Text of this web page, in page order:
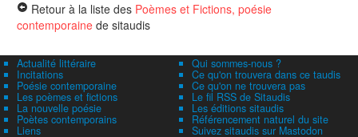
Retour à la liste des Poèmes et Fictions, poésie
contemporaine de sitaudis
Actualité littéraire
Incitations
Poésie contemporaine
Les poèmes et fictions
La nouvelle poésie
Poètes contemporains
Liens
Qui sommes-nous ?
Ce qu'on trouvera dans ce taudis
Ce qu'on ne trouvera pas
Le fil RSS de Sitaudis
Les éditions sitaudis
Référencement naturel du site
Suivez sitaudis sur Mastodon